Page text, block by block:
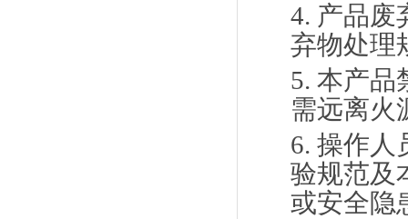
4. 产品废
弃物处理
5. 本产品
需远离火
6. 操作人
验规范及
或安全隐